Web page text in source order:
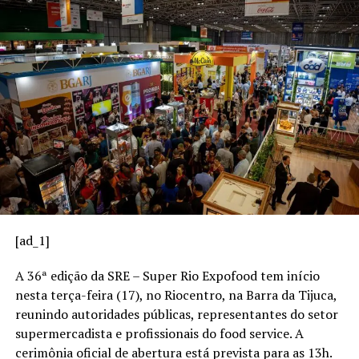
Neste artigo da Central do Varejo, você vai entender o
que são meios de pagamento, quais são os principais
tipos, como escolher os melhores para o seu negócio e
quais tendências estão moldando o futuro desse setor.
O que são meios de
pagamento?
Meios de pagamento são os instrumentos ou sistemas
utilizados para transferir valores entre comprador e
conclusão da compra de forma segura, rápida e
conveniente.
Esses meios podem ser físicos, como dinheiro em
espécie, ou digitais, como cartões, transferências
eletrônicas e carteiras digitais.
[ad_1]
A 36ª edição da SRE – Super Rio Expofood tem início
nesta terça-feira (17), no Riocentro, na Barra da Tijuca,
reunindo autoridades públicas, representantes do setor
supermercadista e profissionais do food service. A
cerimônia oficial de abertura está prevista para as 13h.